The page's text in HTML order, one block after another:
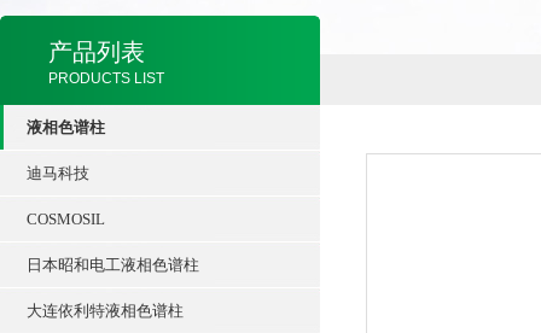
产品列表
PRODUCTS LIST
液相色谱柱
迪马科技
COSMOSIL
日本昭和电工液相色谱柱
大连依利特液相色谱柱